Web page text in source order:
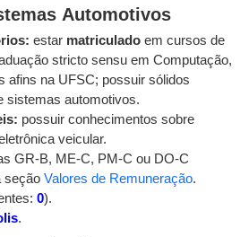
Automotivos
estar matriculado em cursos de
stricto sensu em Computação,
afins na UFSC; possuir sólidos
sistemas automotivos.
possuir conhecimentos sobre
veicular.
GR-B, ME-C, PM-C ou DO-C
seção Valores de Remuneração.
0).
.